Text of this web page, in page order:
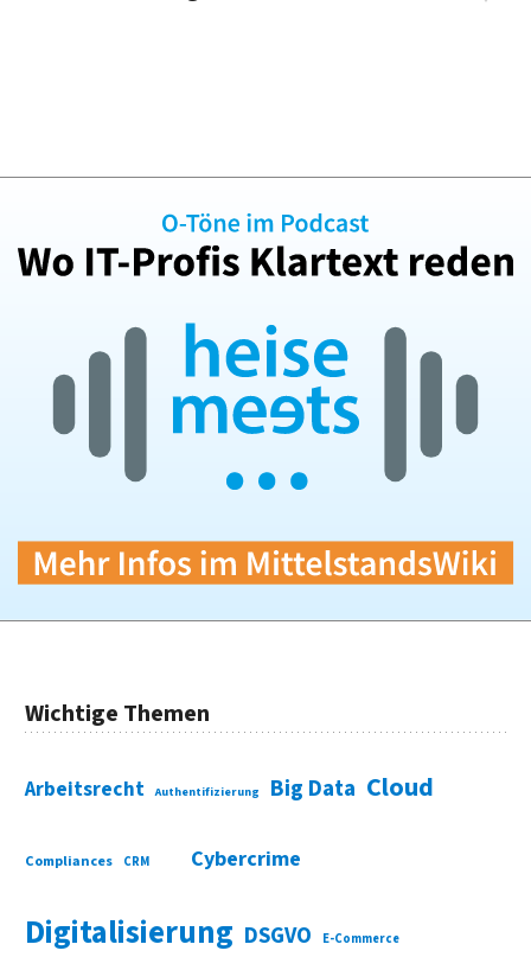
Wichtige Themen
Arbeitsrecht Authentifizierung Big Data Cloud
Compliances CRM Cybercrime
Digitalisierung DSGVO E-Commerce